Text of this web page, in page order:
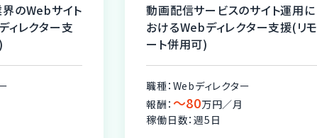
のWebサイト
ィレクター支
動画配信サービスのサイト運用に
おけるWebディレクター支援(リモ
ート併用可)
職種：Webディレクター
報酬： 〜80万円／月
稼働日数：週5日